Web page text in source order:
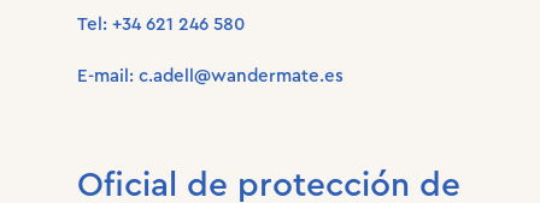
Tel: +34 621 246 580
E-mail: c.adell@wandermate.es
Oficial de protección de